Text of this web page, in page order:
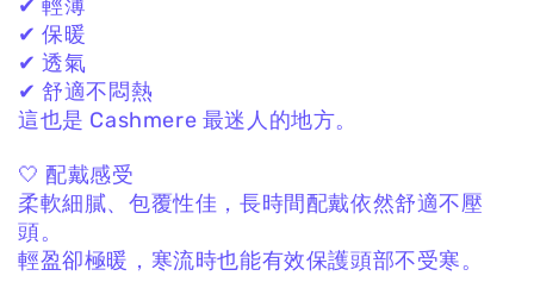
✔ 輕薄
✔ 保暖
✔ 透氣
✔ 舒適不悶熱
這也是 Cashmere 最迷人的地方。
🤍 配戴感受
柔軟細膩、包覆性佳，長時間配戴依然舒適不壓
頭。
輕盈卻極暖， 寒流時也能有效保護頭部不受寒。